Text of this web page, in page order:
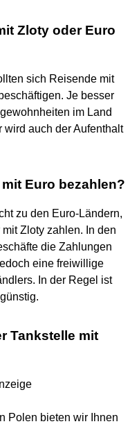
Zloty oder Euro
sich Reisende mit
Je besser
im Land
wird auch der Aufenthalt
Euro bezahlen?
zu den Euro-Ländern,
Zloty zahlen. In den
die Zahlungen
eine freiwillige
In der Regel ist
Tankstelle mit
Polen bieten wir Ihnen